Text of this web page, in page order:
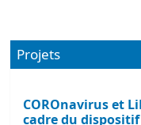
Projets
COROnavirus et
cadre du